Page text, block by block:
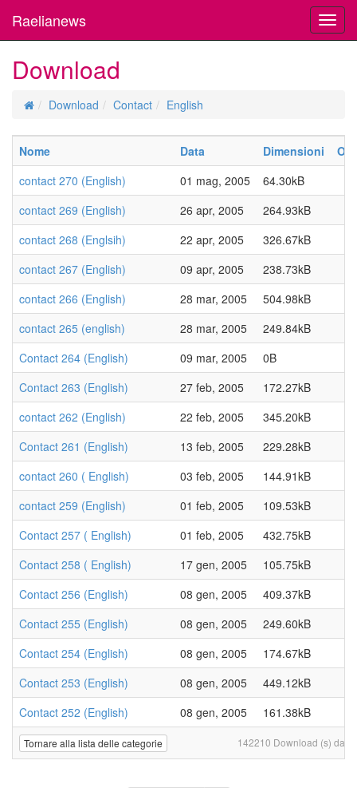
Raelianews
Download
Download Contact English
Nome Data Dimensioni
contact 270 (English)
01 mag, 2005
64.30kB
contact 269 (English)
26 apr, 2005
264.93kB
contact 268 (Englsih)
22 apr, 2005
326.67kB
contact 267 (English)
09 apr, 2005
238.73kB
contact 266 (English)
28 mar, 2005
504.98kB
contact 265 (english)
28 mar, 2005
249.84kB
Contact 264 (English)
09 mar, 2005
0B
Contact 263 (English)
27 feb, 2005
172.27kB
contact 262 (English)
22 feb, 2005
345.20kB
Contact 261 (English)
13 feb, 2005
229.28kB
contact 260 ( English)
03 feb, 2005
144.91kB
contact 259 (English)
01 feb, 2005
109.53kB
Contact 257 ( English)
01 feb, 2005
432.75kB
Contact 258 ( English)
17 gen, 2005
105.75kB
Contact 256 (English)
08 gen, 2005
409.37kB
Contact 255 (English)
08 gen, 2005
249.60kB
Contact 254 (English)
08 gen, 2005
174.67kB
Contact 253 (English)
08 gen, 2005
449.12kB
Contact 252 (English)
08 gen, 2005 161.38kB
Tornare alla lista delle categorie 142210 Download (s) da